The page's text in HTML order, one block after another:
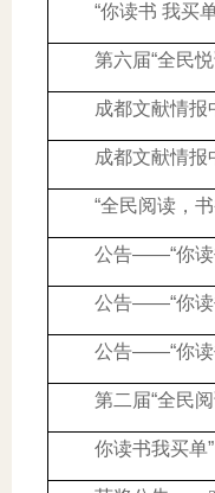
“你读书 我买
第六届“全民
成都文献情
成都文献情
“全民阅读，
公告——“你读
公告——“你读
公告——“你读
第二届“全民
你读书我买单”